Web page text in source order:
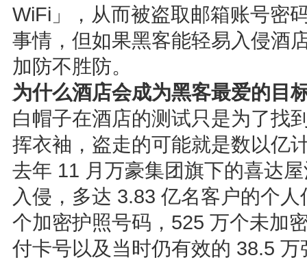
WiFi」，从而被盗取邮箱账号密
事情，但如果黑客能轻易入侵酒
加防不胜防。
为什么酒店会成为黑客最爱的目
白帽子在酒店的测试只是为了找
挥衣袖，盗走的可能就是数以亿
去年 11 月万豪集团旗下的喜达
入侵，多达 3.83 亿名客户的个
个加密护照号码，525 万个未加
付卡号以及当时仍有效的 38.5 万